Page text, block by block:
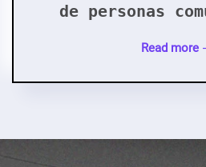
de personas
Read more